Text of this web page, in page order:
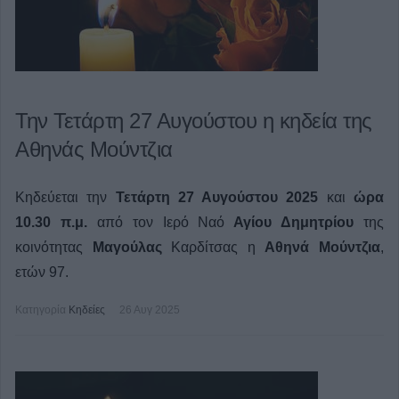
Την Τετάρτη 27 Αυγούστου η κηδεία της
Αθηνάς Μούντζια
Κηδεύεται την Τετάρτη 27 Αυγούστου 2025 και ώρα
10.30 π.μ. από τον Ιερό Ναό Αγίου Δημητρίου της
κοινότητας
Μαγούλας Καρδίτσας η Αθηνά Μούντζια,
ετών 97.
Κατηγορία Κηδείες 26 Αυγ 2025